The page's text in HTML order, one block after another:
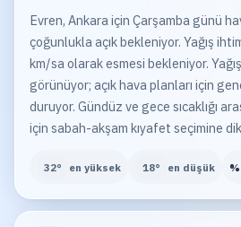
Evren, Ankara için Çarşamba günü
çoğunlukla açık bekleniyor. Yağış
km/sa olarak esmesi bekleniyor.
görünüyor; açık hava planları için
duruyor. Gündüz ve gece sıcaklığı
için sabah-akşam kıyafet seçimine
32° en yüksek 18° en düşük %